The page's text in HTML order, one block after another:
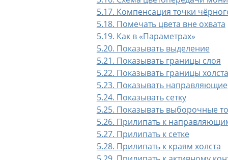
5.17. Компенсация точки
5.18. Помечать цвета вне охвата
5.19. Как в «Параметрах»
5.20. Показывать выделение
5.21. Показывать границы слоя
5.22. Показывать границы холста
5.23. Показывать направляющие
5.24. Показывать сетку
5.25. Показывать выборочные
5.26. Прилипать к
5.27. Прилипать к сетке
5.28. Прилипать к краям холста